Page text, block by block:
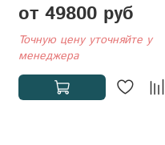
от 49800 руб
Точную цену уточняйте у
менеджера